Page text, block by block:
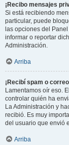
¡Recibo mensajes
Si está recibiendo
particular, puede
las opciones del
informar o reportar
Administración.
Arriba
¡Recibí spam o
Lamentamos oír eso.
controlar quién ha
La Administración y
recibió. Es muy
del usuario que envió
Arriba